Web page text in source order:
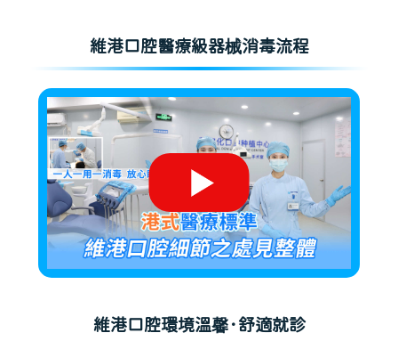
維港口腔醫療級器械消毒流程
維港口腔環境溫馨·舒適就診